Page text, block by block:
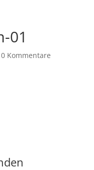
01
0 Kommentare